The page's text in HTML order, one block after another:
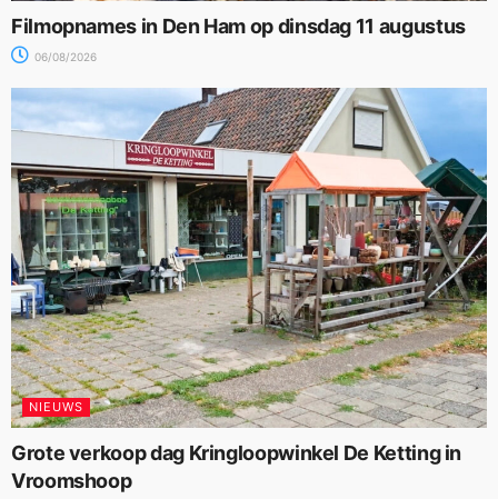
Filmopnames in Den Ham op dinsdag 11 augustus
06/08/2026
NIEUWS
Grote verkoop dag Kringloopwinkel De Ketting in
Vroomshoop